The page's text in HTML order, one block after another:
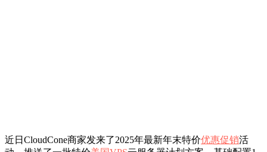
近日CloudCone商家发来了2025年最新年末特价优惠促销活